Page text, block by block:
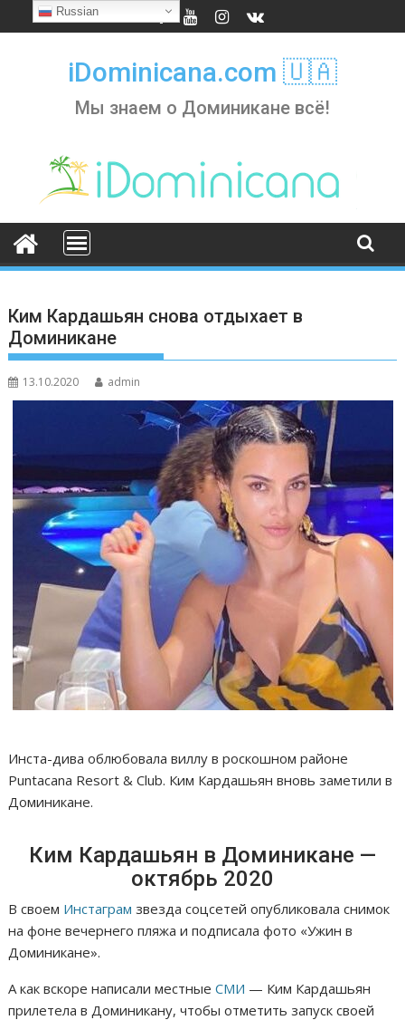
to
iDominicana.com 🇺🇦
Мы знаем о Доминикане всё!
Ким Кардашьян снова отдыхает в
Доминикане
13.10.2020 admin
Инста-дива облюбовала виллу в роскошном районе
Puntacana Resort & Club. Ким Кардашьян вновь заметили в
Доминикане.
Ким Кардашьян в Доминикане —
октябрь 2020
В своем Инстаграм звезда соцсетей опубликовала снимок
на фоне вечернего пляжа и подписала фото «Ужин в
Доминикане».
А как вскоре написали местныеСМИ — Ким Кардашьян
прилетела в Доминикану, чтобы отметить запуск своей
Russian